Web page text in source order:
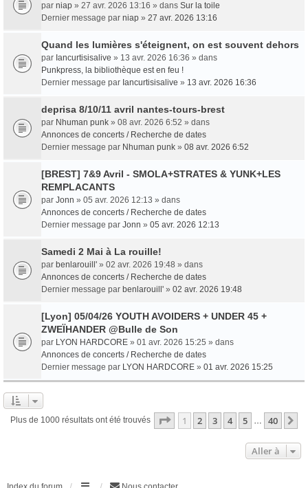
par niap » 27 avr. 2026 13:16 » dans Sur la toile
Dernier message par niap » 27 avr. 2026 13:16
Quand les lumières s'éteignent, on est souvent dehors
par Iancurtisisalive » 13 avr. 2026 16:36 » dans
Punkpress, la bibliothèque est en feu !
Dernier message par Iancurtisisalive » 13 avr. 2026 16:36
deprisa 8/10/11 avril nantes-tours-brest
par Nhuman punk » 08 avr. 2026 6:52 » dans
Annonces de concerts / Recherche de dates
Dernier message par Nhuman punk » 08 avr. 2026 6:52
[BREST] 7&9 Avril - SMOLA+STRATES & YUNK+LES
REMPLACANTS
par Jonn » 05 avr. 2026 12:13 » dans
Annonces de concerts / Recherche de dates
Dernier message par Jonn » 05 avr. 2026 12:13
Samedi 2 Mai à La rouille!
par benlarouill' » 02 avr. 2026 19:48 » dans
Annonces de concerts / Recherche de dates
Dernier message par benlarouill' » 02 avr. 2026 19:48
[Lyon] 05/04/26 YOUTH AVOIDERS + UNDER 45 +
ZWEÏHANDER @Bulle de Son
par LYON HARDCORE » 01 avr. 2026 15:25 » dans
Annonces de concerts / Recherche de dates
Dernier message par LYON HARDCORE » 01 avr. 2026 15:25
Plus de 1000 résultats ont été trouvés Page 1sur40
1 2 3 4 5 … 40
Aller à